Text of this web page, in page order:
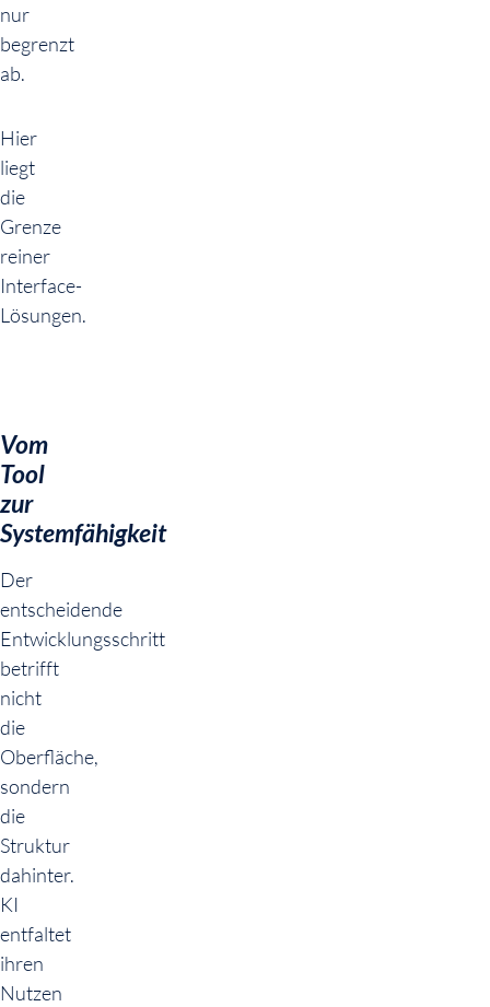
nur
begrenzt
ab.
Hier
liegt
die
Grenze
reiner
Interface-
Lösungen.
Vom
Tool
zur
Systemfähigkeit
Der
entscheidende
Entwicklungsschritt
betrifft
nicht
die
Oberfläche,
sondern
die
Struktur
dahinter.
KI
entfaltet
ihren
Nutzen